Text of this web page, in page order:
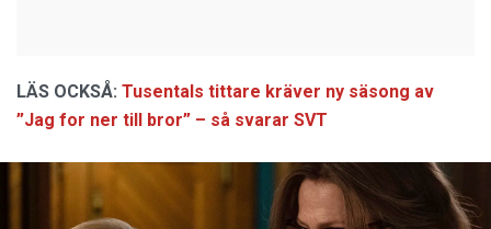
LÄS OCKSÅ: Tusentals tittare kräver ny säsong av
”Jag for ner till bror” – så svarar SVT